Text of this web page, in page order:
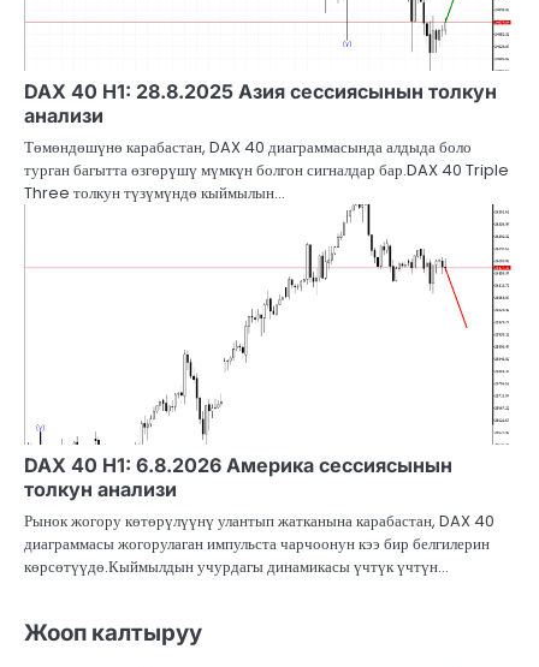
DAX 40 H1: 28.8.2025 Азия сессиясынын толкун
анализи
Төмөндөшүнө карабастан, DAX 40 диаграммасында алдыда боло
турган багытта өзгөрүшү мүмкүн болгон сигналдар бар.DAX 40 Triple
Three толкун түзүмүндө кыймылын…
DAX 40 H1: 6.8.2026 Америка сессиясынын
толкун анализи
Рынок жогору көтөрүлүүнү улантып жатканына карабастан, DAX 40
диаграммасы жогорулаган импульста чарчоонун кээ бир белгилерин
көрсөтүүдө.Кыймылдын учурдагы динамикасы үчтүк үчтүн…
Жооп калтыруу